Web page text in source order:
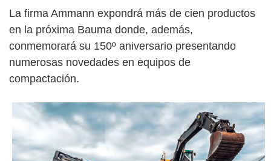
La firma Ammann expondrá más de cien productos
en la próxima Bauma donde, además,
conmemorará su 150º aniversario presentando
numerosas novedades en equipos de
compactación.